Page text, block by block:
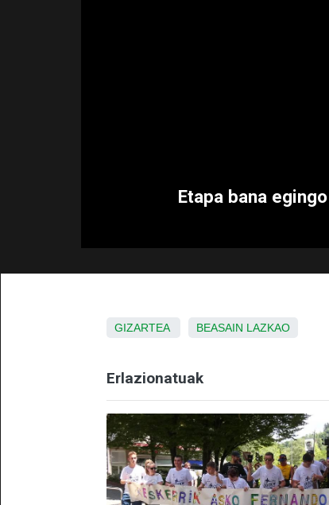
Etapa bana
GIZARTEA BEASAIN LAZKAO
Erlazionatuak